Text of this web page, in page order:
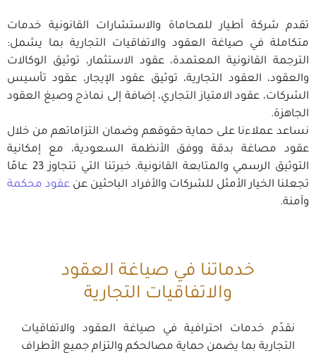
تقدم شركة أطيار للمحاماة والاستشارات القانونية خدمات
متكاملة في صياغة العقود والاتفاقيات التجارية بما يشمل:
الترجمة القانونية المعتمدة، عقود الاستثمار، توثيق الوكالات
والعقود، العقود التجارية، توثيق عقود الإيجار، عقود تأسيس
الشركات، عقود الامتياز التجاري، إضافة إلى نماذج وصيغ العقود
الجاهزة.
نساعد عملاءنا على حماية حقوقهم وضمان التزاماتهم من خلال
عقود مصاغة بدقة ووفق الأنظمة السعودية، مع إمكانية
التوثيق الرسمي والمتابعة القانونية. خبرتنا التي تتجاوز 23 عامًا
تجعلنا الخيار الأمثل للشركات والأفراد الباحثين عن عقود محكمة
وآمنة.
خدماتنا في صياغة العقود
والاتفاقيات التجارية
نقدّم خدمات احترافية في صياغة العقود والاتفاقيات
التجارية بما يضمن حماية مصالحكم والتزام جميع الأطراف